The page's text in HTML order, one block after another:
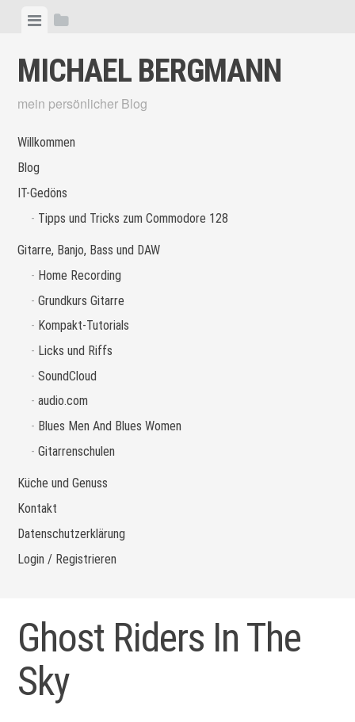
Skip
content
ViewView
MICHAEL BERGMANN
mein persönlicher Blog
Willkommen
Blog
IT-Gedöns
Tipps und Tricks zum Commodore 128
Gitarre, Banjo, Bass und DAW
Home Recording
Grundkurs Gitarre
Kompakt-Tutorials
Licks und Riffs
SoundCloud
audio.com
Blues Men And Blues Women
Gitarrenschulen
Küche und Genuss
Kontakt
Datenschutzerklärung
Login / Registrieren
Ghost Riders In The
Sky